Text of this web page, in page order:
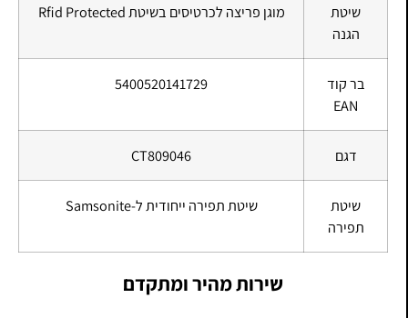
שיטת
הגנה
מוגן פריצה לכרטיסים בשיטת Rfid Protected
בר קוד
EAN
5400520141729
דגם CT809046
שיטת
תפירה
שיטת תפירה ייחודית ל-Samsonite
שירות מהיר ומתקדם